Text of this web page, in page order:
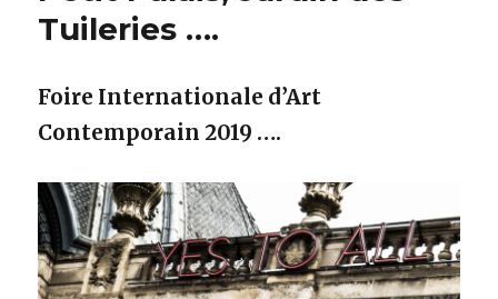
Tuileries ….
Foire Internationale d’Art
Contemporain 2019 ….